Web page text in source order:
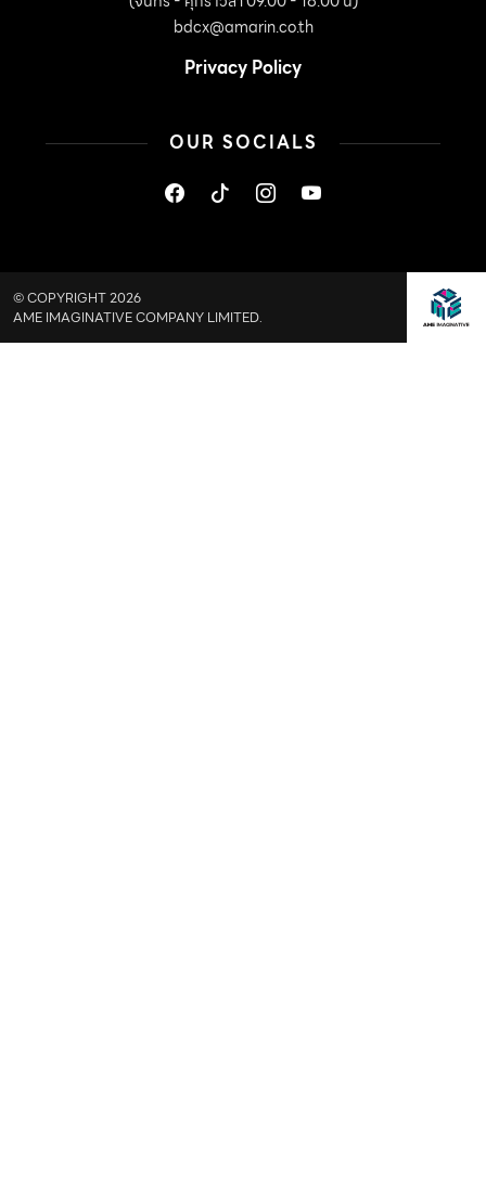
bdcx@amarin.co.th
Privacy Policy
OUR SOCIALS
© COPYRIGHT 2026
AME IMAGINATIVE COMPANY LIMITED.